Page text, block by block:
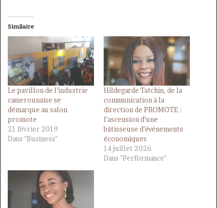
Similaire
Le pavillon de l’industrie
camerounaise se
démarque au salon
promote
21 février 2019
Dans "Business"
Hildegarde Tatchin, de la
communication à la
direction de PROMOTE :
l’ascension d’une
bâtisseuse d’événements
économiques
14 juillet 2026
Dans "Performance"